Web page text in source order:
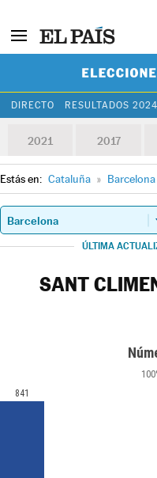
DIRECTO RESULTADOS 2024
2021 2017
Estás en: Cataluña » Barcelona
ÚLTIMA
SANT
100
841